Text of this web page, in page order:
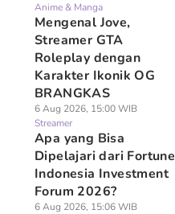
Anime & Manga
Mengenal Jove,
Streamer GTA
Roleplay dengan
Karakter Ikonik OG
BRANGKAS
6 Aug 2026, 15:00 WIB
Streamer
Apa yang Bisa
Dipelajari dari Fortune
Indonesia Investment
Forum 2026?
6 Aug 2026, 15:06 WIB